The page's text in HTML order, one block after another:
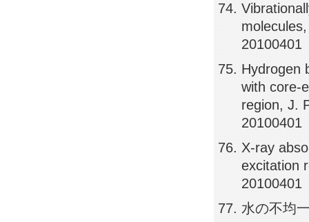
20100401
Hydrogen
with core-
region, J.
20100401
X-ray
excitation
20100401
水の不均